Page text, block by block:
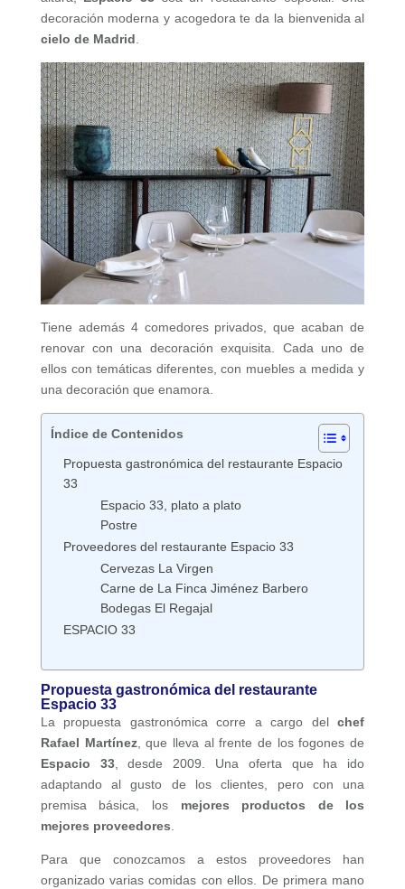
decoración moderna y acogedora te da la bienvenida al
cielo de Madrid
Tiene además 4 comedores privados, que acaban de
renovar con una decoración exquisita. Cada uno de
ellos con temáticas diferentes, con muebles a medida y
una decoración que enamora.
Índice de Contenidos
Propuesta gastronómica del restaurante Espacio
33
Espacio 33, plato a plato
Postre
Proveedores del restaurante Espacio 33
Cervezas La Virgen
Carne de La Finca Jiménez Barbero
Bodegas El Regajal
ESPACIO 33
Propuesta gastronómica del restaurante
Espacio 33
La propuesta gastronómica corre a cargo delchef
Rafael Martínez, que lleva al frente de los fogones de
Espacio 33, desde 2009. Una oferta que ha ido
adaptando al gusto de los clientes, pero con una
premisa básica, los mejores productos de los
mejores proveedores.
Para que conozcamos a estos proveedores han
organizado varias comidas con ellos. De primera mano